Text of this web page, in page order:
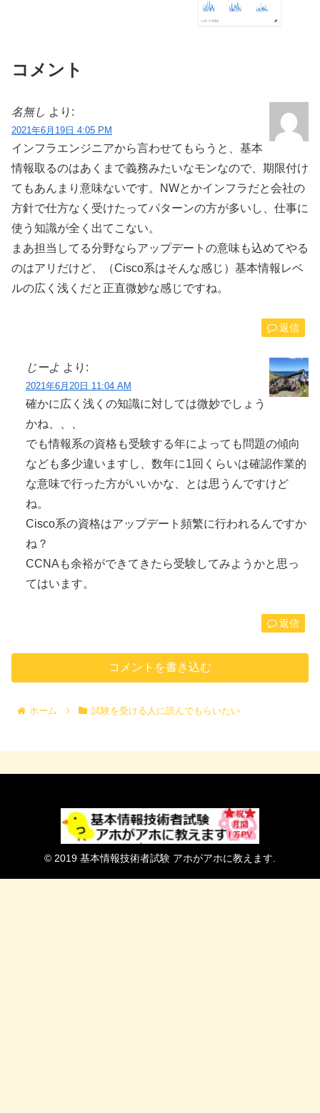
コメント
名無し より:
2021年6月19日 4:05 PM
インフラエンジニアから言わせてもらうと、基本
情報取るのはあくまで義務みたいなモンなので、期限付け
てもあんまり意味ないです。NWとかインフラだと会社の
方針で仕方なく受けたってパターンの方が多いし、仕事に
使う知識が全く出てこない。
まあ担当してる分野ならアップデートの意味も込めてやる
のはアリだけど、（Cisco系はそんな感じ）基本情報レベ
ルの広く浅くだと正直微妙な感じですね。
返信
じーよ より:
2021年6月20日 11:04 AM
確かに広く浅くの知識に対しては微妙でしょう
かね、、、
でも情報系の資格も受験する年によっても問題の傾向
なども多少違いますし、数年に1回くらいは確認作業的
な意味で行った方がいいかな、とは思うんですけど
ね。
Cisco系の資格はアップデート頻繁に行われるんですか
ね？
CCNAも余裕ができてきたら受験してみようかと思っ
てはいます。
返信
コメントを書き込む
ホーム 試験を受ける人に読んでもらいたい
© 2019 基本情報技術者試験 アホがアホに教えます.